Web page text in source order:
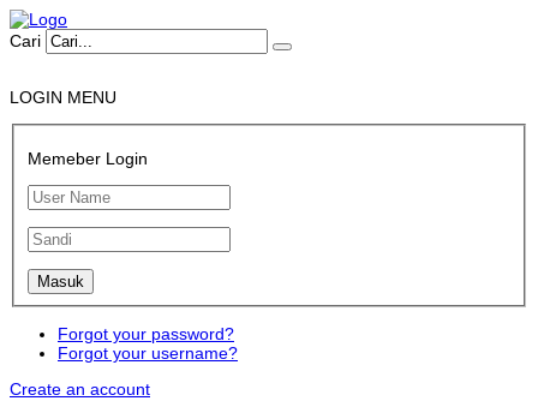
Cari
LOGIN MENU
Memeber Login
Forgot your password?
Forgot your username?
Create an account